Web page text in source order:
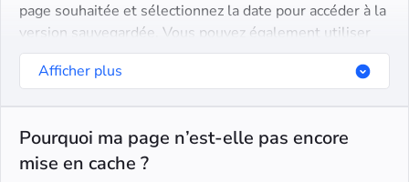
page souhaitée et sélectionnez la date pour accéder à la
version sauvegardée. Vous pouvez également utiliser
notre vérificateur de cache pour afficher rapidement la
dernière version en seulement quelques secondes.
Afficher plus
Pourquoi ma page n’est-elle pas encore
mise en cache ?